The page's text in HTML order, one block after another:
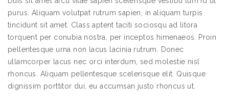
purus. Aliquam volutpat rutrum sapien, in aliquam turpis
tincidunt sit amet. Class aptent taciti sociosqu ad litora
torquent per conubia nostra, per inceptos himenaeos. Proin
pellentesque urna non lacus lacinia rutrum. Donec
ullamcorper lacus nec orci interdum, sed molestie nisl
rhoncus. Aliquam pellentesque scelerisque elit. Quisque
dignissim porttitor dui, eu accumsan justo rhoncus ut.